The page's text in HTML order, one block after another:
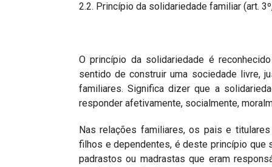
2.2. Princípio da solidariedade familiar (art.
O princípio da solidariedade é
sentido de construir uma sociedade livre,
familiares. Significa dizer que a
responder afetivamente, socialmente,
Nas relações familiares, os pais e
filhos e dependentes, é deste princípio
padrastos ou madrastas que eram